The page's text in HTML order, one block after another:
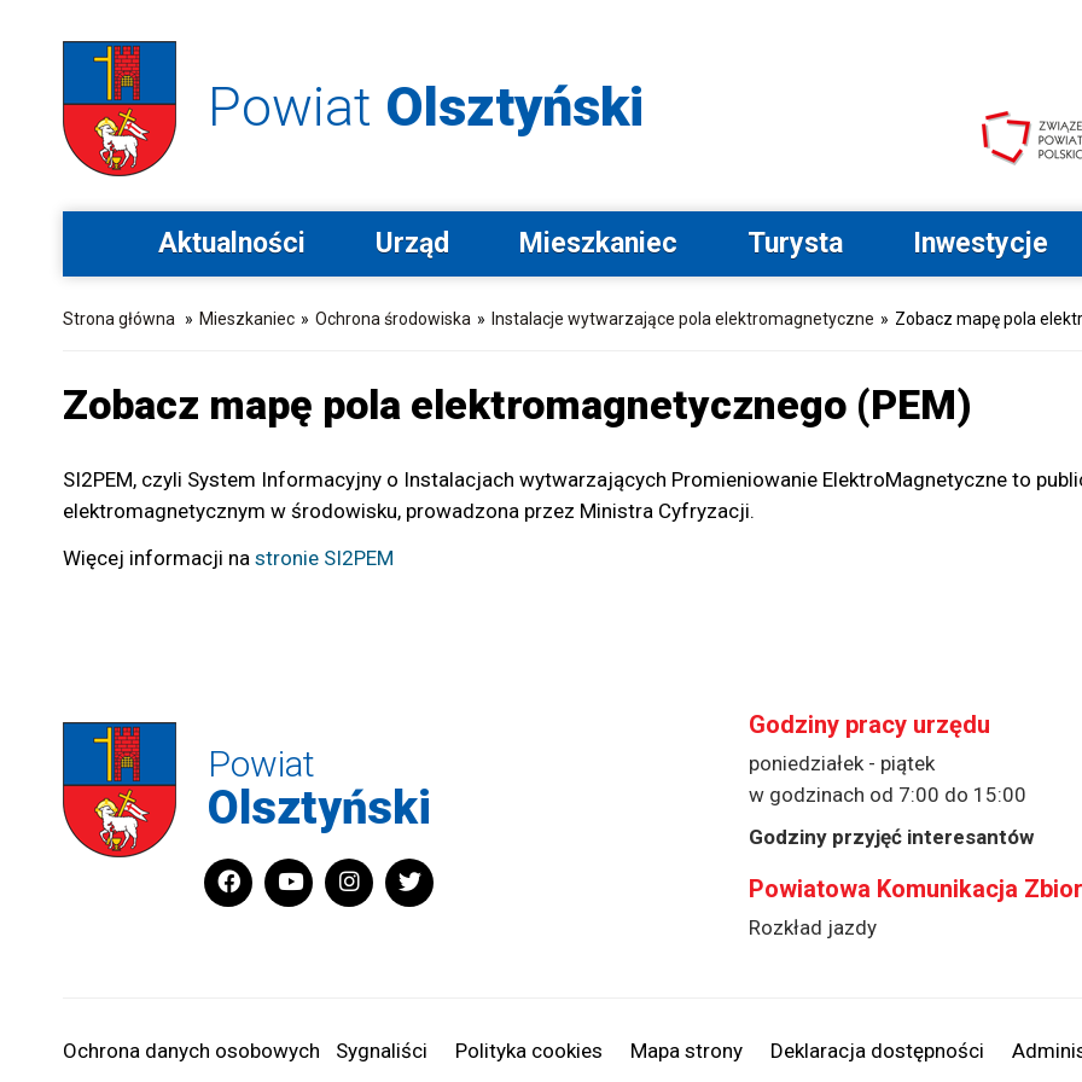
Powiat Olsztyński
Aktualności Urząd Mieszkaniec Turysta Inwestycje
Strona główna » Mieszkaniec » Ochrona środowiska » Instalacje wytwarzające pola elektromagnetyczne » Zobacz mapę pola
Zobacz mapę pola elektromagnetycznego (PEM)
SI2PEM, czyli System Informacyjny o Instalacjach wytwarzających Promieniowanie ElektroMagnetyczne to
elektromagnetycznym w środowisku, prowadzona przez Ministra Cyfryzacji.
Więcej informacji na stronie SI2PEM
Powiat
Olsztyński
Godziny pracy urzędu
poniedziałek - piątek
w godzinach od 7:00 do 15:00
Godziny przyjęć interesantów
Powiatowa Komunikacja
Rozkład jazdy
Ochrona danych osobowych Sygnaliści Polityka cookies Mapa strony Deklaracja dostępności